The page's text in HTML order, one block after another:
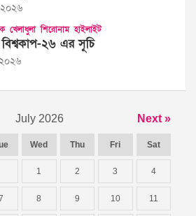
খেলাধুলা শিরোনাম হাইলাইট
২৬ এর সূচি
July 2026 Next »
Wed Thu Fri Sat
1 2 3 4
8 9 10 11